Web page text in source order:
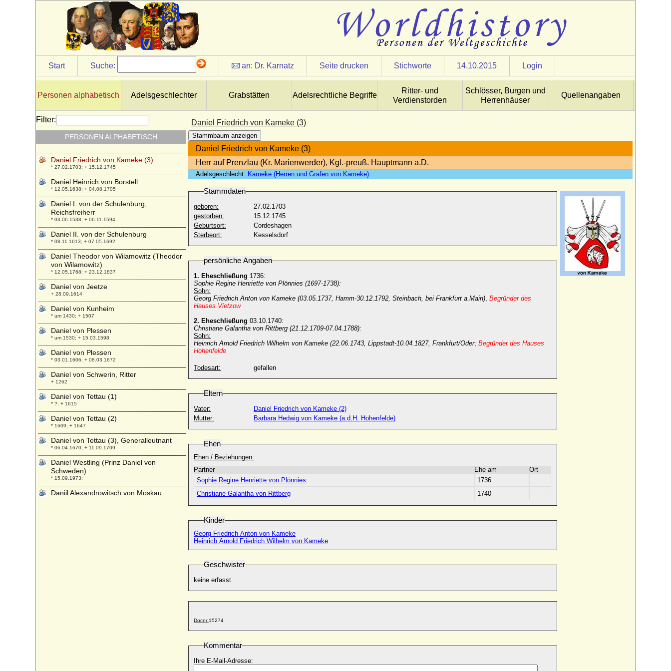
Start Suche: an: Dr. Karnatz Seite drucken Stichworte 14.10.2015 Login
Personen alphabetisch Adelsgeschlechter Grabstätten Adelsrechtliche Begriffe
Ritter- und
Verdienstorden
Schlösser, Burgen und
Herrenhäuser
Quellenangaben
Daniel Friedrich von Kameke (3)
Stammbaum anzeigen
Daniel Friedrich von Kameke (3)
Herr auf Prenzlau (Kr. Marienwerder), Kgl.-preuß. Hauptmann a.D.
Adelsgeschlecht: Kameke (Herren und Grafen von Kameke)
Stammdaten
geboren:
27.02.1703
gestorben:
15.12.1745
Geburtsort:
Cordeshagen
Sterbeort:
Kesselsdorf
persönliche Angaben
1. Eheschließung 1736:
Sophie Regine Henriette von Plönnies (1697-1738):
Sohn:
Georg Friedrich Anton von Kameke (03.05.1737, Hamm-30.12.1792, Steinbach, bei Frankfurt a.Main), Begründer des
Hauses Vietzow
2. Eheschließung 03.10.1740:
Christiane Galantha von Rittberg (21.12.1709-07.04.1788):
Sohn:
Heinrich Arnold Friedrich Wilhelm von Kameke (22.06.1743, Lippstadt-10.04.1827, Frankfurt/Oder; Begründer des Hauses
Hohenfelde
Todesart: gefallen
Eltern
Vater:
Daniel Friedrich von Kameke (2)
Mutter:
Barbara Hedwig von Kameke (a.d.H. Hohenfelde)
Ehen
Ehen / Beziehungen:
Partner
Ehe am
Ort
Sophie Regine Henriette von Plönnies
1736
Christiane Galantha von Rittberg
1740
Kinder
Georg Friedrich Anton von Kameke
Heinrich Arnold Friedrich Wilhelm von Kameke
Geschwister
keine erfasst
Docnr:15274
Kommentar
Ihre E-Mail-Adresse:
Filter:
PERSONEN ALPHABETISCH
Daniel Bodo von der Schulenburg,
Reichsgraf
* 21.12.1662; + 15.12.1732
Daniel Chatto
* 22.04.1957;
Daniel de Talleyrand-Perigord (Daniel
Marie Anne de Talleyrand-Perigord)
Daniel Dietrich von Landsberg zu Erwitte
* 1618; + 15.11.1683
Daniel Friedrich von Kameke (1)
+ 06.12.1675
Daniel Friedrich von Kameke (2)
* 1650; + 20.12.1713
Daniel Friedrich von Kameke (3)
* 27.02.1703; + 15.12.1745
Daniel Heinrich von Borstell
* 12.05.1638; + 04.08.1705
Daniel I. von der Schulenburg,
Reichsfreiherr
* 03.06.1538; + 06.11.1594
Daniel II. von der Schulenburg
* 08.11.1613; + 07.05.1692
Daniel Theodor von Wilamowitz (Theodor
von Wilamowitz)
* 12.05.1768; + 23.12.1837
Daniel von Jeetze
+ 28.09.1614
Daniel von Kunheim
* um 1430; + 1507
Daniel von Plessen
* um 1530; + 15.03.1598
Daniel von Plessen
* 03.01.1606; + 08.03.1672
Daniel von Schwerin, Ritter
+ 1262
Daniel von Tettau (1)
* ?; + 1615
Daniel von Tettau (2)
* 1609; + 1647
Daniel von Tettau (3), Generalleutnant
* 06.04.1670; + 11.09.1709
Daniel Westling (Prinz Daniel von
Schweden)
* 15.09.1973;
Daniil Alexandrowitsch von Moskau